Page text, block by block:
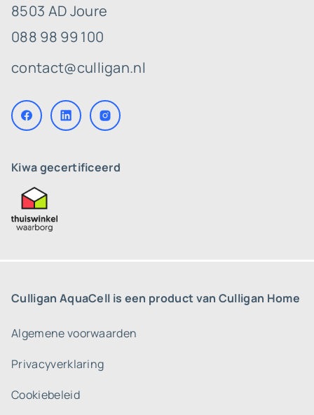
8503 AD Joure
088 98 99 100
contact@culligan.nl
Kiwa gecertificeerd
Culligan AquaCell is een product van Culligan Home
Algemene voorwaarden
Privacyverklaring
Cookiebeleid